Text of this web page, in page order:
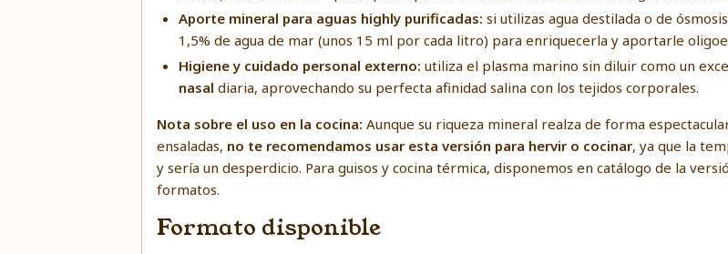
Aporte mineral para aguas highly purificadas: si utilizas agua destilada o de
1,5% de agua de mar (unos 15 ml por cada litro) para enriquecerla y aportarle
Higiene y cuidado personal externo: utiliza el plasma marino sin diluir como un
nasal diaria, aprovechando su perfecta afinidad salina con los tejidos corporales.
Nota sobre el uso en la cocina: Aunque su riqueza mineral realza de forma
ensaladas, no te recomendamos usar esta versión para hervir o cocinar, ya que la
y sería un desperdicio. Para guisos y cocina térmica, disponemos en catálogo de la
formatos.
Formato disponible